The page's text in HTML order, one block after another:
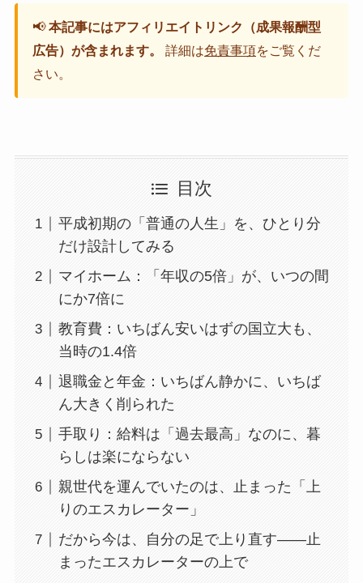
📢本記事にはアフィリエイトリンク（成果報酬型
広告）が含まれます。
詳細は免責事項をご覧くだ
さい。
目次
平成初期の「普通の人生」を、ひとり分
だけ設計してみる
マイホーム：「年収の5倍」が、いつの間
にか7倍に
教育費：いちばん安いはずの国立大も、
当時の1.4倍
退職金と年金：いちばん静かに、いちば
ん大きく削られた
手取り：給料は「過去最高」なのに、暮
らしは楽にならない
親世代を運んでいたのは、止まった「上
りのエスカレーター」
だから今は、自分の足で上り直す――止
まったエスカレーターの上で